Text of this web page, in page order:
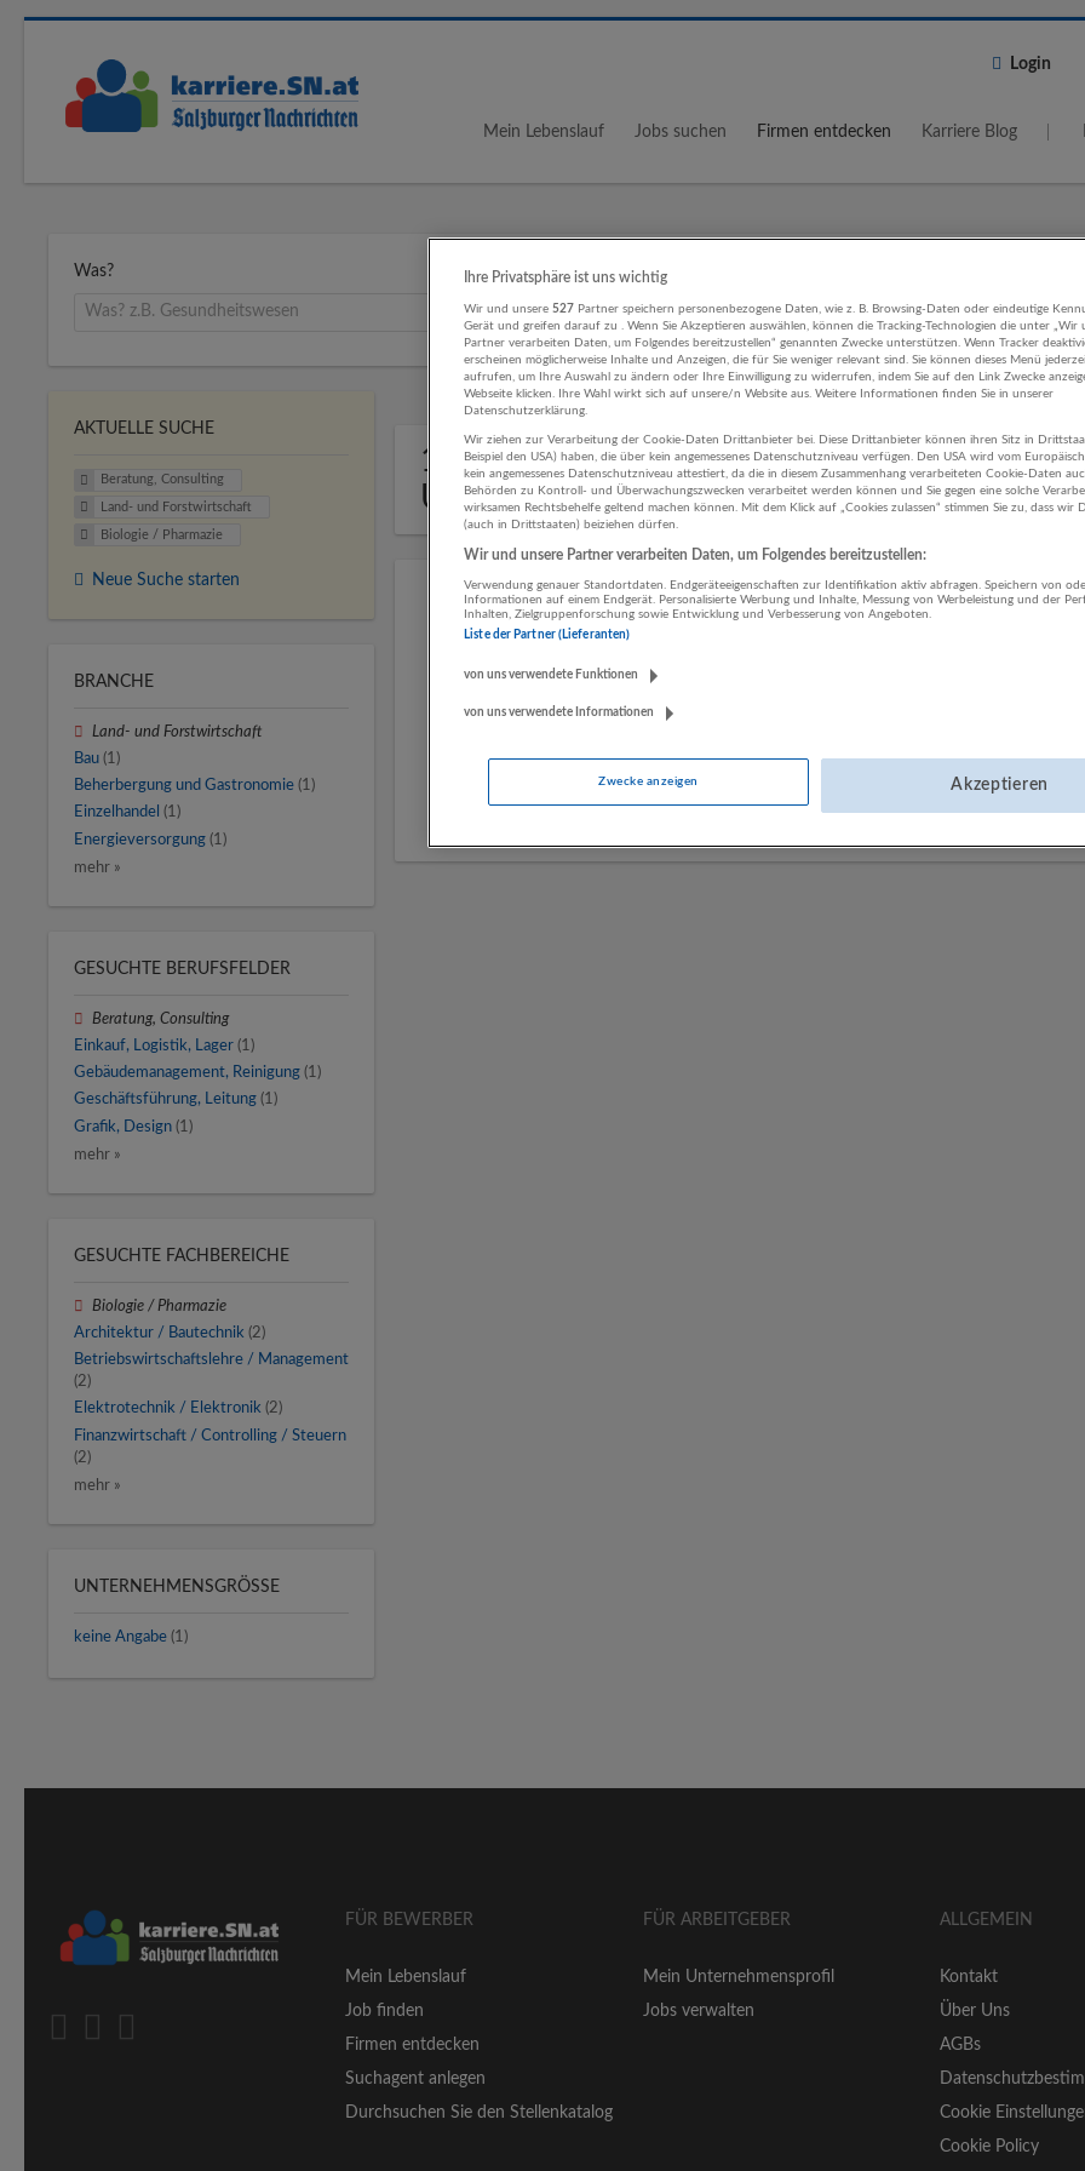
Login
Mein Lebenslauf Jobs suchen Firmen entdecken Karriere Blog
Was? Wo?
5 km
1 Beratung, Consulting Land- und
Unternehmen
LUGSTEIN CONSULTING
Bergheim bei Salzburg
Energieversorgung | Finanz- und Versicherungsleistungen |
Gesundheitswesen | Herstellung von Waren | IT-Dienstleistungen |
Öffentliche Verwaltung | Rechtsberatung und Wirtschaftsprüfung |
Sonstige Dienstleistungen | Sozialwesen | Verkehr | Verlagswesen |
AKTUELLE SUCHE
Beratung, Consulting
Land- und Forstwirtschaft
Biologie / Pharmazie
Neue Suche starten
BRANCHE
Land- und Forstwirtschaft
Bau (1)
Beherbergung und Gastronomie (1)
Einzelhandel (1)
Energieversorgung (1)
mehr »
GESUCHTE BERUFSFELDER
Beratung, Consulting
Einkauf, Logistik, Lager (1)
Gebäudemanagement, Reinigung (1)
Geschäftsführung, Leitung (1)
Grafik, Design (1)
mehr »
GESUCHTE FACHBEREICHE
Biologie / Pharmazie
Architektur / Bautechnik (2)
Betriebswirtschaftslehre / Management
(2)
Elektrotechnik / Elektronik (2)
Finanzwirtschaft / Controlling / Steuern
(2)
mehr »
UNTERNEHMENSGRÖSSE
keine Angabe (1)
FÜR BEWERBER
Mein Lebenslauf
Job finden
Firmen entdecken
Suchagent anlegen
Durchsuchen Sie den Stellenkatalog
FÜR ARBEITGEBER
Mein Unternehmensprofil
Jobs verwalten
ALLGEMEIN
Kontakt
Über Uns
AGBs
Cookie
Cookie Policy
Ihre Privatsphäre ist uns wichtig
Wir und unsere 527 Partner speichern personenbezogene Daten, wie z. B. Browsing-Daten oder eindeutige
Gerät und greifen darauf zu . Wenn Sie Akzeptieren auswählen, können die Tracking-Technologien die unter „Wir
Partner verarbeiten Daten, um Folgendes bereitzustellen“ genannten Zwecke unterstützen. Wenn Tracker
erscheinen möglicherweise Inhalte und Anzeigen, die für Sie weniger relevant sind. Sie können dieses Menü
aufrufen, um Ihre Auswahl zu ändern oder Ihre Einwilligung zu widerrufen, indem Sie auf den Link Zwecke
Webseite klicken. Ihre Wahl wirkt sich auf unsere/n Website aus. Weitere Informationen finden Sie in unserer
Datenschutzerklärung.
Wir ziehen zur Verarbeitung der Cookie-Daten Drittanbieter bei. Diese Drittanbieter können ihren Sitz in
Beispiel den USA) haben, die über kein angemessenes Datenschutzniveau verfügen. Den USA wird vom
kein angemessenes Datenschutzniveau attestiert, da die in diesem Zusammenhang verarbeiteten Cookie-Daten
Behörden zu Kontroll- und Überwachungszwecken verarbeitet werden können und Sie gegen eine solche
wirksamen Rechtsbehelfe geltend machen können. Mit dem Klick auf „Cookies zulassen“ stimmen Sie zu, dass wir
(auch in Drittstaaten) beiziehen dürfen.
Wir und unsere Partner verarbeiten Daten, um Folgendes bereitzustellen:
Verwendung genauer Standortdaten. Endgeräteeigenschaften zur Identifikation aktiv abfragen. Speichern von
Informationen auf einem Endgerät. Personalisierte Werbung und Inhalte, Messung von Werbeleistung und der
Inhalten, Zielgruppenforschung sowie Entwicklung und Verbesserung von Angeboten.
Liste der Partner (Lieferanten)
von uns verwendete Funktionen
von uns verwendete Informationen
Zwecke anzeigen Akzeptieren